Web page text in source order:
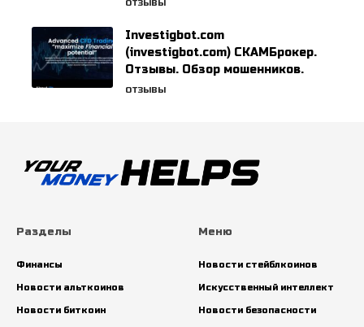
ОТЗЫВЫ
Investigbot.com
(investigbot.com) СКАМБрокер.
Отзывы. Обзор мошенников.
ОТЗЫВЫ
Разделы
Финансы
Новости альткоинов
Новости биткоин
Меню
Новости стейблкоинов
Искусственный интеллект
Новости безопасности